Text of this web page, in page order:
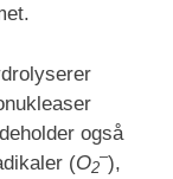
også
(O2
–),